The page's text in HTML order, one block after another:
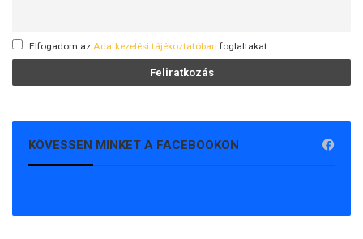
Elfogadom az Adatkezelési tájékoztatóban foglaltakat.
KÖVESSEN MINKET A FACEBOOKON